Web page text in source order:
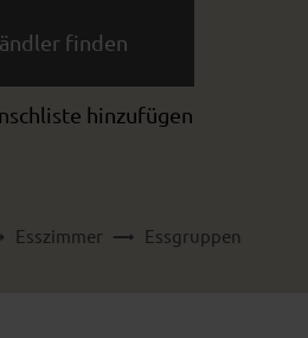
finden
hinzufügen
Esszimmer Essgruppen